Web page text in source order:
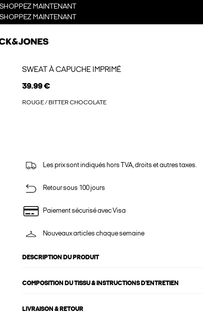
MAINTENANT
MAINTENANT
SWEAT À CAPUCHE IMPRIMÉ
39.99 €
ROUGE / BITTER CHOCOLATE
Les prix sont indiqués hors TVA, droits et autres taxes.
Retour sous 100 jours
Paiement sécurisé avec Visa
Nouveaux articles chaque semaine
DESCRIPTION DU PRODUIT
COMPOSITION DU TISSU & INSTRUCTIONS D'ENTRETIEN
LIVRAISON & RETOUR